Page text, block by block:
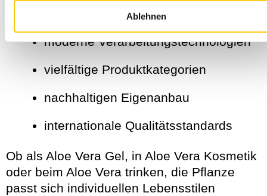
Ablehnen
jahrtausendealte Nutzungstradition
moderne Verarbeitungstechnologien
vielfältige Produktkategorien
nachhaltigen Eigenanbau
internationale Qualitätsstandards
Ob als Aloe Vera Gel, in Aloe Vera Kosmetik
oder beim Aloe Vera trinken, die Pflanze
passt sich individuellen Lebensstilen